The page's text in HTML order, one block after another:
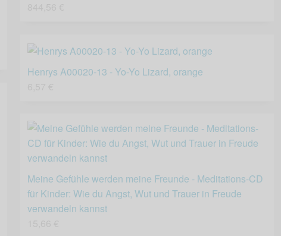
Henrys A00020-13 - Yo-Yo Lizard, orange
Meine Gefühle werden meine Freunde - Meditations-CD
für Kinder: Wie du Angst, Wut und Trauer in Freude
verwandeln kannst